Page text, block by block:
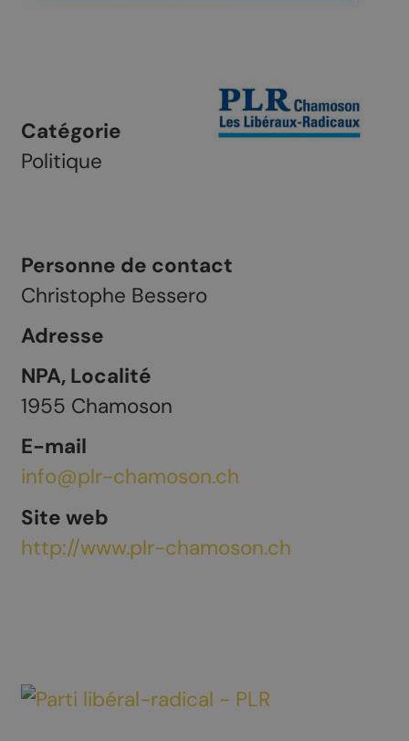
Catégorie
Politique
Personne de contact
Christophe Bessero
Adresse
NPA, Localité
1955 Chamoson
E-mail
info@plr-chamoson.ch
Site web
http://www.plr-chamoson.ch